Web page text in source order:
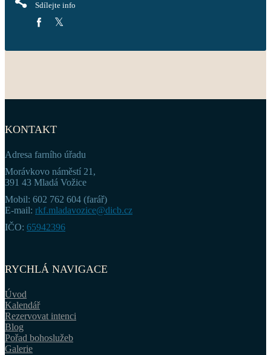
Sdílejte info
KONTAKT
Adresa farního úřadu
Morávkovo náměstí 21,
391 43 Mladá Vožice
Mobil: 602 762 604 (farář)
E-mail: rkf.mladavozice@dicb.cz
IČO: 65942396
RYCHLÁ NAVIGACE
Úvod
Kalendář
Rezervovat intenci
Blog
Pořad bohoslužeb
Galerie